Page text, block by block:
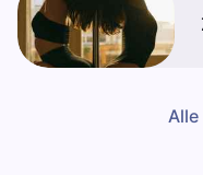
Alle